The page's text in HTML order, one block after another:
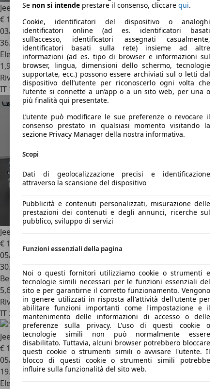
Jeep Renegade 1.3 T4 190CV PHEV 4xe AT6 Limited
€ 17.990
03/2024
36.000 km
Elettrica/Benzina
1,9 l/100 km (comb.)
Rivenditore
IT 10148Torino - To
Jeep Renegade
€ 16.950
05/2024
30.925 km
Benzina
5,6 l/100 km (comb.)
Rivenditore
IT 20066Melzo - Milano - Mi
Jeep Renegade1.5 Turbo T4 MHEV Renegade
€ 17.4501
05/2024
19.839 km
Elettrica/Benzina
Se non si intende prestare il consenso, cliccare qui.
Cookie, identificatori del dispositivo o analoghi
identificatori online (ad es. identificatori basati
sull’accesso, identificatori assegnati casualmente,
identificatori basati sulla rete) insieme ad altre
informazioni (ad es. tipo di browser e informazioni sul
browser, lingua, dimensioni dello schermo, tecnologie
supportate, ecc.) possono essere archiviati sul o letti dal
dispositivo dell’utente per riconoscerlo ogni volta che
l’utente si connette a un’app o a un sito web, per una o
più finalità qui presentate.
L’utente può modificare le sue preferenze o revocare il
consenso prestato in qualsiasi momento visitando la
sezione Privacy Manager della nostra informativa.
Scopi
Dati di geolocalizzazione precisi e identificazione
attraverso la scansione del dispositivo
Pubblicità e contenuti personalizzati, misurazione delle
prestazioni dei contenuti e degli annunci, ricerche sul
pubblico, sviluppo di servizi
Funzioni essenziali della pagina
Noi o questi fornitori utilizziamo cookie o strumenti e
tecnologie simili necessari per le funzioni essenziali del
sito e per garantirne il corretto funzionamento. Vengono
in genere utilizzati in risposta all'attività dell'utente per
abilitare funzioni importanti come l'impostazione e il
mantenimento delle informazioni di accesso o delle
preferenze sulla privacy. L'uso di questi cookie o
tecnologie simili non può normalmente essere
disabilitato. Tuttavia, alcuni browser potrebbero bloccare
questi cookie o strumenti simili o avvisare l'utente. Il
blocco di questi cookie o strumenti simili potrebbe
influire sulla funzionalità del sito web.